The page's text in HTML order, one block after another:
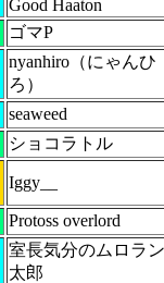
Good Haaton
ゴマP
nyanhiro（にゃんひ
ろ）
seaweed
ショコラトル
Iggy__
Protoss overlord
室長気分のムロラン
太郎